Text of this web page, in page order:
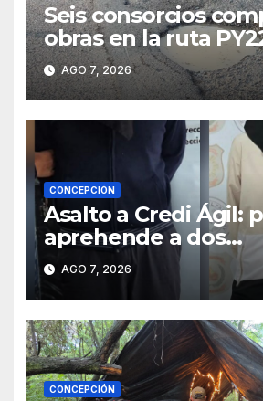
Seis consorcios
obras en la ruta
Concepción y
AGO 7, 2026
CONCEPCIÓN
Asalto a Credi Ágil:
aprehende a dos
sospechosos e
evidencias en
AGO 7, 2026
CONCEPCIÓN